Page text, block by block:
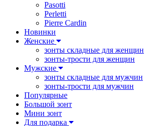
Pasotti
Perletti
Pierre Cardin
Новинки
Женские
зонты складные для женщин
зонты-трости для женщин
Мужские
зонты складные для мужчин
зонты-трости для мужчин
Популярные
Большой зонт
Мини зонт
Для подарка